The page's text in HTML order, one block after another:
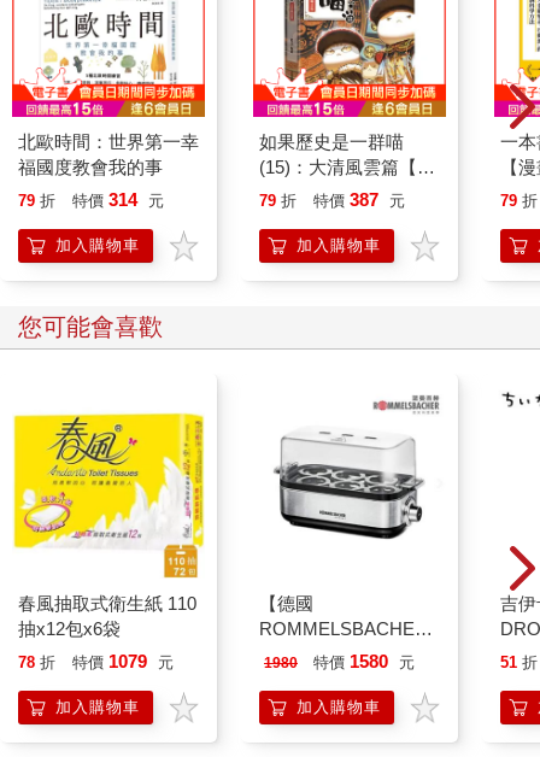
北歐時間：世界第一幸
福國度教會我的事
79 折 特價 314 元
加入購物車
如果歷史是一群喵
(15)：大清風雲篇【萌
貓漫畫學歷史】
79 折 特價 387 元
加入購物車
一
【
行
「
學方
79 折
您可能會喜歡
春風抽取式衛生紙 110
抽x12包x6袋
78 折 特價 1079 元
加入購物車
【德國
ROMMELSBACHE諾
曼百赫】多功能煮蛋
ER600/ER-600
1980 特價 1580 元
加入購物車
吉
水
兔
51 折